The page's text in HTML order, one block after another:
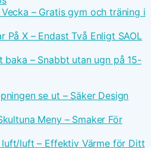
– Gratis gym och träning i
På X – Endast Två Enligt SAOL
baka – Snabbt utan ugn på 15-
se ut – Säker Design
Meny – Smaker För
luft/luft – Effektiv Värme för Ditt